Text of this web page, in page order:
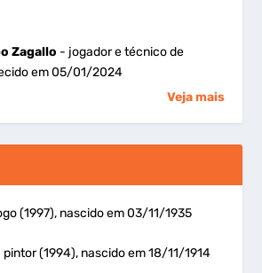
Zagallo - jogador e técnico de
em 05/01/2024
Veja mais
(1997), nascido em 03/11/1935
pintor (1994), nascido em 18/11/1914